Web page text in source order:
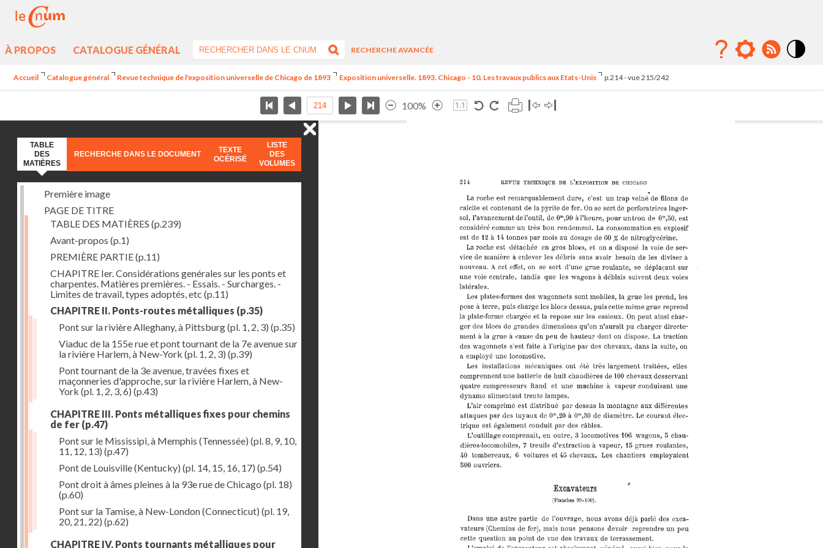
À PROPOS CATALOGUE GÉNÉRAL
RECHERCHE AVANCÉE
Accueil Catalogue général Revue technique de l'exposition universelle de Chicago de 1893 Exposition universelle. 1893. Chicago - 10. Les travaux publics aux Etats-Unis p.214 - vue 215/242
100%
TABLE
DES
MATIÈRES
RECHERCHE DANS LE DOCUMENT
TEXTE
OCÉRISÉ
LISTE
DES
VOLUMES
Première image
PAGE DE TITRE
TABLE DES MATIÈRES (p.239)
Avant-propos (p.1)
PREMIÈRE PARTIE(p.11)
CHAPITRE Ier. Considérations genérales sur les ponts et
charpentes. Matières premières. - Essais. - Surcharges. -
Limites de travail, types adoptés, etc (p.11)
CHAPITRE II. Ponts-routes métalliques (p.35)
Pont sur la rivière Alleghany, à Pittsburg (pl. 1, 2, 3) (p.35)
Viaduc de la 155e rue et pont tournant de la 7e avenue sur
la rivière Harlem, à New-York (pl. 1, 2, 3) (p.39)
Pont tournant de la 3e avenue, travées fixes et
maçonneries d'approche, sur la rivière Harlem, à New-
York (pl. 1, 2, 3, 6) (p.43)
CHAPITRE III. Ponts métalliques fixes pour chemins
de fer (p.47)
Pont sur le Mississipi, à Memphis (Tennessée) (pl. 8, 9, 10,
11, 12, 13) (p.47)
Pont de Louisville (Kentucky) (pl. 14, 15, 16, 17) (p.54)
Pont droit à âmes pleines à la 93e rue de Chicago (pl. 18)
(p.60)
Pont sur la Tamise, à New-London (Connecticut) (pl. 19,
20, 21, 22) (p.62)
CHAPITRE IV. Ponts tournants métalliques pour